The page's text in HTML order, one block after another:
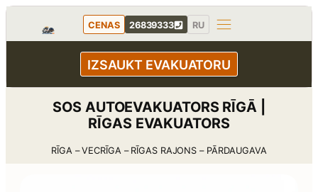
Pāriet
CENAS 26839333 RU
IZSAUKT EVAKUATORU
SOS AUTOEVAKUATORS RĪGĀ |
RĪGAS EVAKUATORS
RĪGA – VECRĪGA – RĪGAS RAJONS – PĀRDAUGAVA